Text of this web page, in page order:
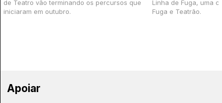
de Teatro vão terminando os percursos que
iniciaram em outubro.
Linha de Fuga, uma
Fuga e Teatrão.
Apoiar